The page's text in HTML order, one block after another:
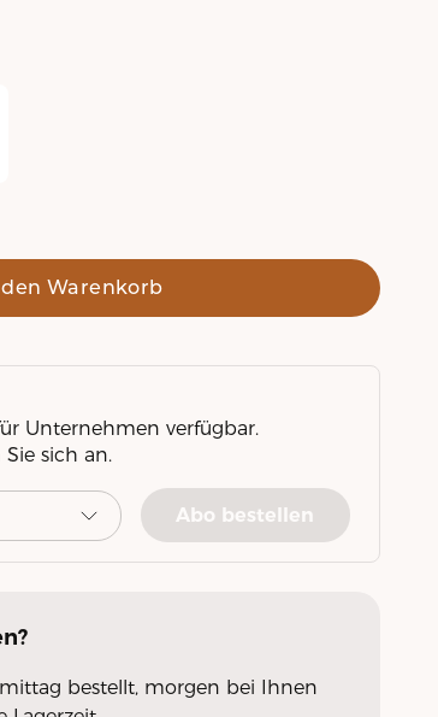
Warenkorb
Unternehmen verfügbar.
sich an.
Abo bestellen
bestellt, morgen bei Ihnen